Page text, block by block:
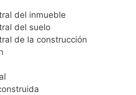
del inmueble
del suelo
de la construcción